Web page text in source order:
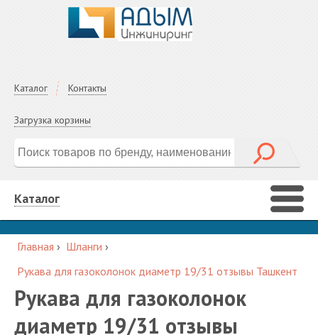
Каталог Контакты
Загрузка корзины
Каталог
Главная › Шланги ›
Рукава для газоколонок диаметр 19/31 отзывы Ташкент
Рукава для газоколонок
диаметр 19/31 отзывы